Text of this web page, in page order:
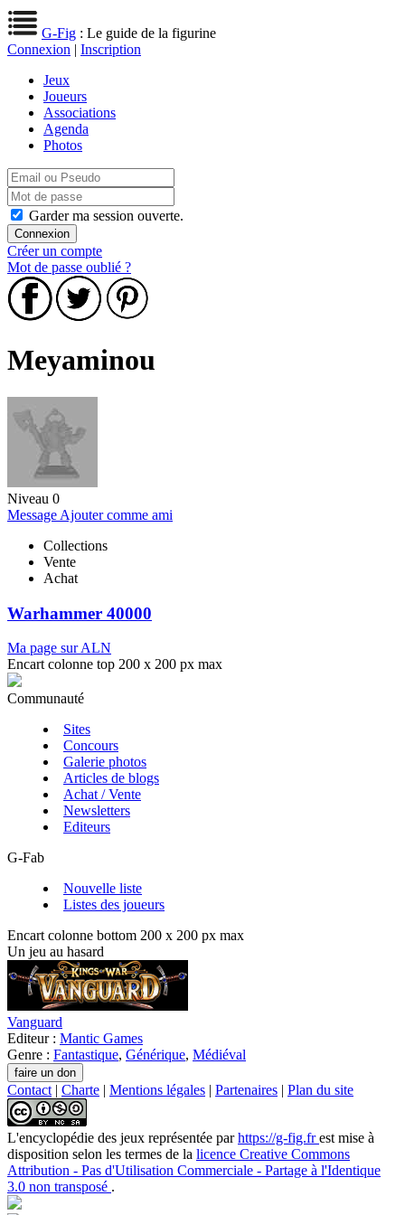
G-Fig : Le guide de la figurine
Connexion | Inscription
Jeux
Joueurs
Associations
Agenda
Photos
Garder ma session ouverte.
Créer un compte
Mot de passe oublié ?
Meyaminou
Niveau 0
Message Ajouter comme ami
Collections
Vente
Achat
Warhammer 40000
Ma page sur ALN
Encart colonne top 200 x 200 px max
Communauté
Sites
Concours
Galerie photos
Articles de blogs
Achat / Vente
Newsletters
Editeurs
G-Fab
Nouvelle liste
Listes des joueurs
Encart colonne bottom 200 x 200 px max
Un jeu au hasard
Vanguard
Editeur : Mantic Games
Genre : Fantastique, Générique, Médiéval
Contact | Charte | Mentions légales | Partenaires | Plan du site
L'encyclopédie des jeux représentée parhttps://g-fig.frest mise à
disposition selon les termes de la licence Creative Commons
Attribution - Pas d'Utilisation Commerciale - Partage à l'Identique
3.0 non transposé .